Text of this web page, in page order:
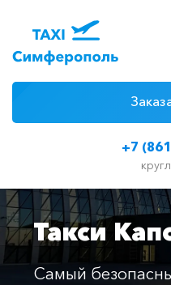
+7
Классы
Такси
Самый